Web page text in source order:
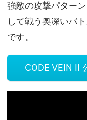
強敵の攻撃パター
して戦う奥深いバ
です。
CODE VEIN II